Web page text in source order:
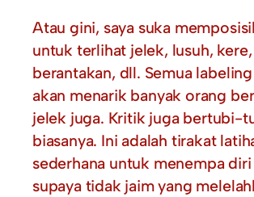
Atau gini, saya suka
untuk terlihat jelek, lusuh,
berantakan, dll. Semua
akan menarik banyak orang
jelek juga. Kritik juga bertubi-
biasanya. Ini adalah tirakat
sederhana untuk menempa
supaya tidak jaim yang